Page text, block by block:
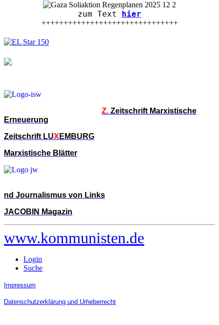
zum Text hier
+++++++++++++++++++++++++++++++
Z. Zeitschrift Marxistische
Erneuerung
Zeitschrift LUX EMBURG
Marxistische Blätter
nd Journalismus von Links
JACOBIN Magazin
www.kommunisten.de
Login
Suche
Impressum
Datenschutzerklärung und Urheberrecht